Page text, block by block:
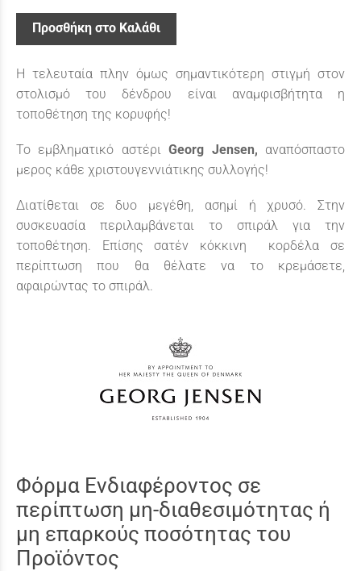
Προσθήκη στο Καλάθι
Η τελευταία πλην όμως σημαντικότερη στιγμή στον
στολισμό του δένδρου είναι αναμφισβήτητα η
τοποθέτηση της κορυφής!
To εμβληματικό αστέριGeorg Jensen, αναπόσπαστο
μερος κάθε χριστουγεννιάτικης συλλογής!
Διατίθεται σε δυο μεγέθη, ασημί ή χρυσό. Στην
συσκευασία περιλαμβάνεται το σπιράλ για την
τοποθέτηση. Επίσης σατέν κόκκινη κορδέλα σε
περίπτωση που θα θέλατε να το κρεμάσετε,
αφαιρώντας το σπιράλ.
Φόρμα Ενδιαφέροντος σε
περίπτωση μη-διαθεσιμότητας ή
μη επαρκούς ποσότητας του
Προϊόντος